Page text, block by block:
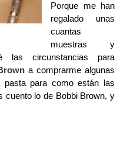
Porque me han
regalado unas
cuantas
muestras y
las circunstancias para
a comprarme algunas
pasta para como están las
cuento lo de Bobbi Brown, y